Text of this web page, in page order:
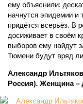
ему объяснили:
начнутся эпидемии и
придётся всерьёз. В
досиживает в своём
выборов ему найдут
Тюмени будут вряд
Александр
Россия). Женщина –